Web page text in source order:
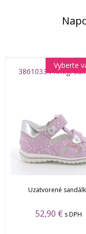
3861033 Primigi
Uzatvorené
52,90 € s DPH
Vyberte